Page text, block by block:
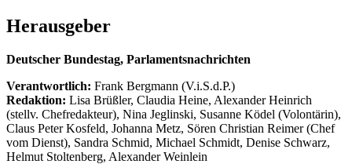
Herausgeber
Deutscher Bundestag, Parlamentsnachrichten
Verantwortlich: Frank Bergmann (V.i.S.d.P.)
Redaktion: Lisa Brüßler, Claudia Heine, Alexander Heinrich
(stellv. Chefredakteur), Nina Jeglinski, Susanne Ködel (Volontärin),
Claus Peter Kosfeld, Johanna Metz, Sören Christian Reimer (Chef
vom Dienst), Sandra Schmid, Michael Schmidt, Denise Schwarz,
Helmut Stoltenberg, Alexander Weinlein